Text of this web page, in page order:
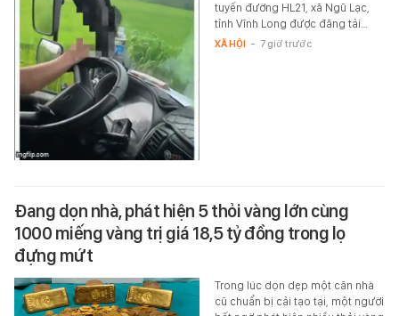
tuyến đường HL21, xã Ngũ Lạc,
tỉnh Vĩnh Long được đăng tải…
XÃ HỘI - 7 giờ trước
Đang dọn nhà, phát hiện 5 thỏi vàng lớn cùng
1000 miếng vàng trị giá 18,5 tỷ đồng trong lọ
đựng mứt
Trong lúc dọn dẹp một căn nhà
cũ chuẩn bị cải tạo tại, một người